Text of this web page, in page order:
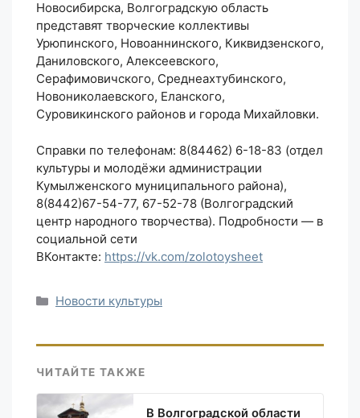
Новосибирска, Волгоградскую область
представят творческие коллективы
Урюпинского, Новоаннинского, Киквидзенского,
Даниловского, Алексеевского,
Серафимовичского, Среднеахтубинского,
Новониколаевского, Еланского,
Суровикинского районов и города Михайловки.
Справки по телефонам: 8(84462) 6-18-83 (отдел
культуры и молодёжи администрации
Кумылженского муниципального района),
8(8442)67-54-77, 67-52-78 (Волгоградский
центр народного творчества). Подробности — в
социальной сети
ВКонтакте: https://vk.com/zolotoysheet
Рубрики
Новости культуры
ЧИТАЙТЕ ТАКЖЕ
В Волгоградской области